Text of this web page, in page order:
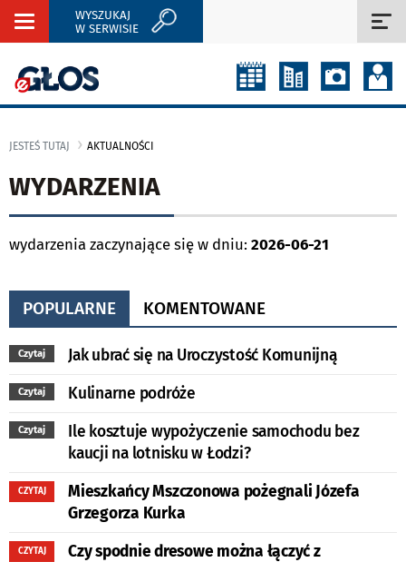
Rozwiń
WYSZUKAJ
W SERWISIE
JESTEŚ TUTAJ AKTUALNOŚCI
WYDARZENIA
wydarzenia zaczynające się w dniu: 2026-06-21
POPULARNE KOMENTOWANE
Czytaj Jak ubrać się na Uroczystość Komunijną
Czytaj Kulinarne podróże
Czytaj
Ile kosztuje wypożyczenie samochodu bez
kaucji na lotnisku w Łodzi?
CZYTAJ
Mieszkańcy Mszczonowa pożegnali Józefa
Grzegorza Kurka
CZYTAJ
Czy spodnie dresowe można łączyć z